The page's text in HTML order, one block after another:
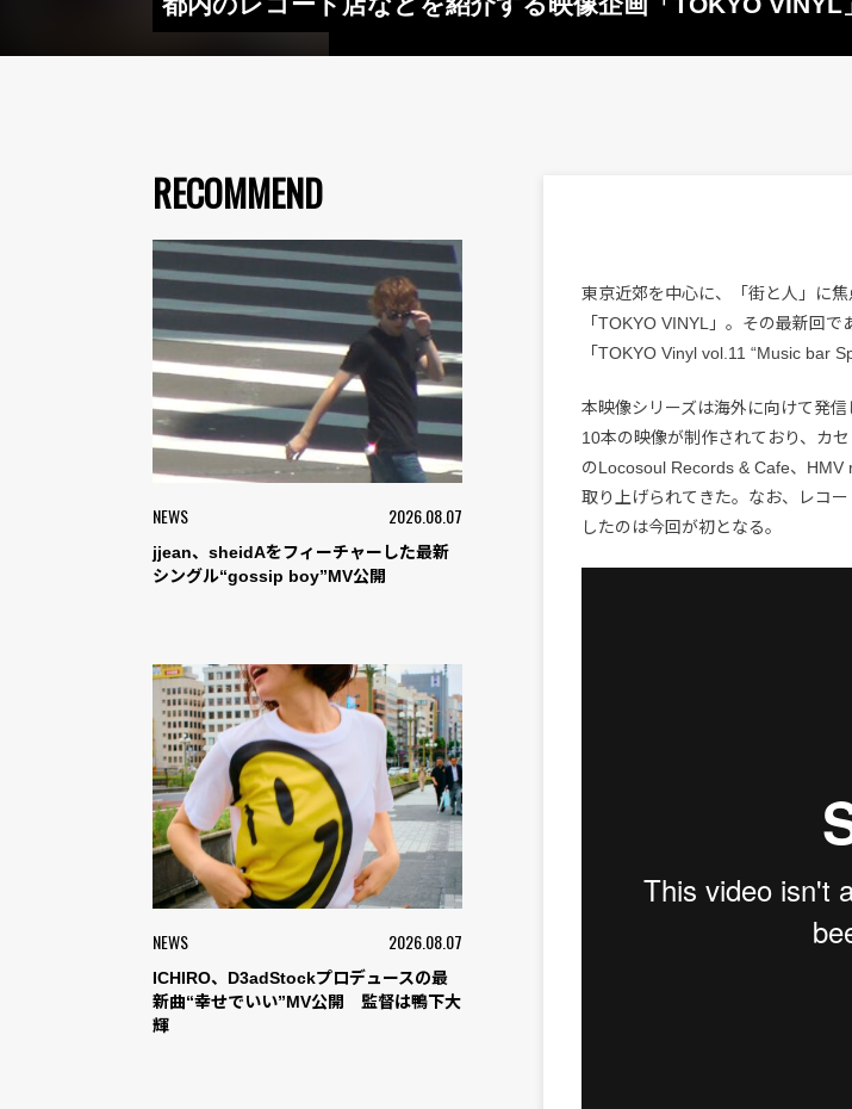
RECOMMEND
NEWS 2026.08.07
jjean、sheidAをフィーチャーした最新
シングル“gossip boy”MV公開
NEWS 2026.08.07
ICHIRO、D3adStockプロデュースの最
新曲“幸せでいい”MV公開 監督は鴨下大
輝
東京近郊を中心に、「街と人」に
「TOKYO VINYL」。その最新回
「TOKYO Vinyl vol.11 “Music bar
本映像シリーズは海外に向けて発
10本の映像が制作されており、カ
のLocosoul Records & Cafe、HMV
取り上げられてきた。なお、レコ
したのは今回が初となる。